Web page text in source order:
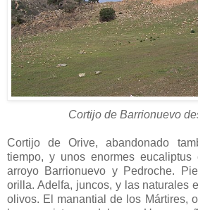
Cortijo de Barrionuevo
Cortijo de Orive, abandonado
tiempo, y unos enormes eucaliptus
arroyo Barrionuevo y Pedroche.
orilla. Adelfa, juncos, y las naturales
olivos. El manantial de los Mártires,